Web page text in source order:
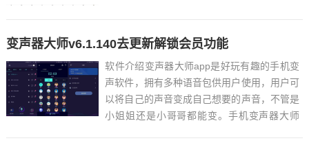
者战区修改。猴子分身手机无限多开也能流畅
不卡顿，操作简单，已...
变声器大师v6.1.140去更新解锁会员功能
软件介绍变声器大师app是好玩有趣的手机变
声软件，拥有多种语音包供用户使用，用户可
以将自己的声音变成自己想要的声音，不管是
小姐姐还是小哥哥都能变。手机变声器大师